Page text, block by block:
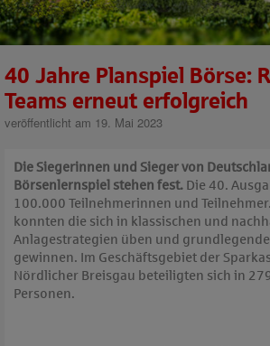
40 Jahre Planspiel Börse:
Teams erneut erfolgreich
veröffentlicht am 19. Mai 2023
Die Siegerinnen und Sieger von
Börsenlernspiel stehen fest. Die 40.
100.000 Teilnehmerinnen und
konnten die sich in klassischen und
Anlagestrategien üben und
gewinnen. Im Geschäftsgebiet der
Nördlicher Breisgau beteiligten sich in
Personen.